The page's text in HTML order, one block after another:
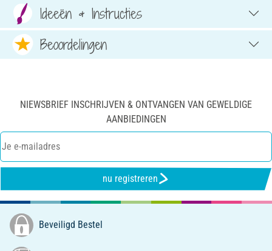
Ideeën & Instructies
Beoordelingen
NIEWSBRIEF INSCHRIJVEN & ONTVANGEN VAN GEWELDIGE
AANBIEDINGEN
nu registreren
Beveiligd Bestel